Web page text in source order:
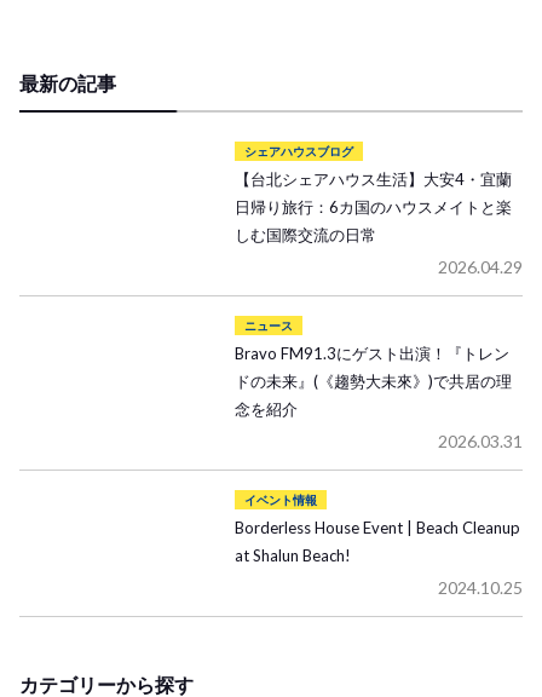
最新の記事
シェアハウスブログ
【台北シェアハウス生活】大安4・宜蘭
日帰り旅行：6カ国のハウスメイトと楽
しむ国際交流の日常
2026.04.29
ニュース
Bravo FM91.3にゲスト出演！『トレン
ドの未来』(《趨勢大未來》)で共居の理
念を紹介
2026.03.31
イベント情報
Borderless House Event | Beach Cleanup
at Shalun Beach!
2024.10.25
カテゴリーから探す